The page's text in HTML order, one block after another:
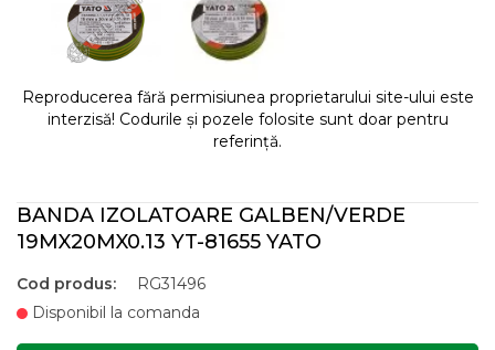
Reproducerea fără permisiunea proprietarului site-ului este
interzisă! Codurile și pozele folosite sunt doar pentru
referință.
BANDA IZOLATOARE GALBEN/VERDE
19MX20MX0.13 YT-81655 YATO
Cod produs:
RG31496
Disponibil la comanda